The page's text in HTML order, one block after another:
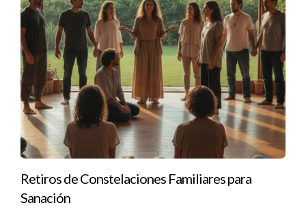
Retiros de Constelaciones Familiares para
Sanación